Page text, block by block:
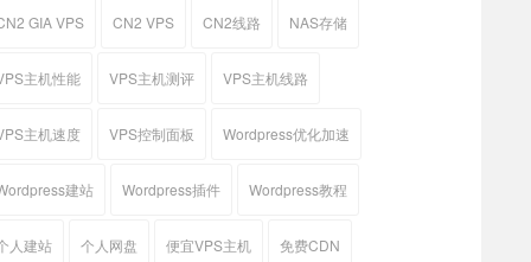
GIA VPS CN2 VPS CN2线路 NAS存储
主机性能 VPS主机测评 VPS主机线路
主机速度 VPS控制面板 Wordpress优化加速
建站 Wordpress插件 Wordpress教程
人建站 个人网盘 便宜VPS主机 免费CDN